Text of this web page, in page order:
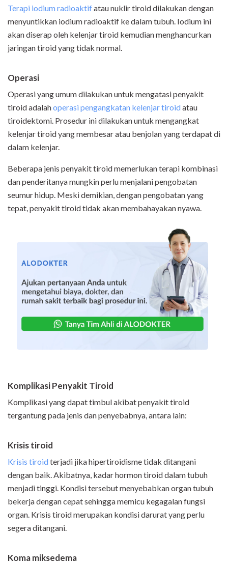
Terapi iodium radioaktifatau nuklir tiroid dilakukan dengan
menyuntikkan iodium radioaktif ke dalam tubuh. Iodium ini
akan diserap oleh kelenjar tiroid kemudian menghancurkan
jaringan tiroid yang tidak normal.
Operasi
Operasi yang umum dilakukan untuk mengatasi penyakit
tiroid adalahoperasi pengangkatan kelenjar tiroidatau
tiroidektomi. Prosedur ini dilakukan untuk mengangkat
kelenjar tiroid yang membesar atau benjolan yang terdapat di
dalam kelenjar.
Beberapa jenis penyakit tiroid memerlukan terapi kombinasi
dan penderitanya mungkin perlu menjalani pengobatan
seumur hidup. Meski demikian, dengan pengobatan yang
tepat, penyakit tiroid tidak akan membahayakan nyawa.
Komplikasi Penyakit Tiroid
Komplikasi yang dapat timbul akibat penyakit tiroid
tergantung pada jenis dan penyebabnya, antara lain:
Krisis tiroid
Krisis tiroidterjadi jika hipertiroidisme tidak ditangani
dengan baik. Akibatnya, kadar hormon tiroid dalam tubuh
menjadi tinggi. Kondisi tersebut menyebabkan organ tubuh
bekerja dengan cepat sehingga memicu kegagalan fungsi
organ. Krisis tiroid merupakan kondisi darurat yang perlu
segera ditangani.
Komamiksedema